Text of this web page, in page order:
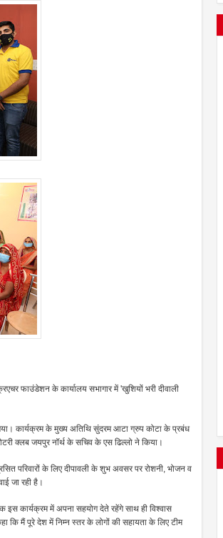
फाउंडेशन के कार्यालय सभागार में 'खुशियों भरी दीवाली
कार्यक्रम के मुख्य अतिथि सुंदरम आटा ग्रुप कोटा के प्रबंध
क्लब जयपुर नॉर्थ के सचिव के एस ढिल्लो ने किया।
परिवारों के लिए दीपावली के शुभ अवसर पर रोशनी, भोजन व
जा रही है।
कार्यक्रम में अपना सहयोग देते रहेंगे साथ ही विश्वास
कि मैं पूरे देश में निम्न स्तर के लोगों की सहायता के लिए टीम